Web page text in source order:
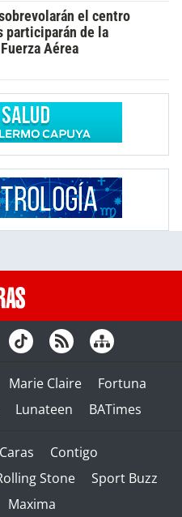
el centro
participarán de la
Aérea
Marie Claire
Fortuna
Lunateen BATimes
Caras
Contigo
Stone
Sport Buzz
Maxima